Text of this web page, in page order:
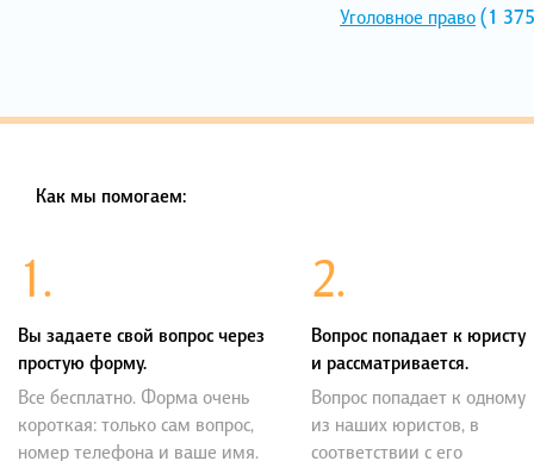
Уголовное право(1
Как мы помогаем:
1.
Вы задаете свой вопрос через
простую форму.
Все бесплатно. Форма очень
короткая: только сам вопрос,
номер телефона и ваше имя.
2.
Вопрос попадает к юристу
и рассматривается.
Вопрос попадает к одному
из наших юристов, в
соответствии с его